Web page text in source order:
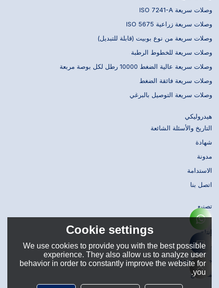
وصلات سريعة ISO 7241-A
وصلات سريعة زراعية ISO 5675
وصلات سريعة من نوع بوبيت (قابلة للتبديل)
وصلات سريعة للخطوط الرطبة
وصلات سريعة عالية الضغط 10000 رطل لكل بوصة مربعة
وصلات سريعة فائقة الضغط
وصلات سريعة التوصيل بالبرغي
هيدروليكي
التاريخ والأسئلة الشائعة
شهادة
مدونة
الاستدامة
اتصل بنا
تصنيع
تصميم
إنتاج
حَشد
ضبط الجودة
مستودع
Cookie settings
We use cookies to provide you with the best possible
experience. They also allow us to analyze user
behavior in order to constantly improve the website for
you.